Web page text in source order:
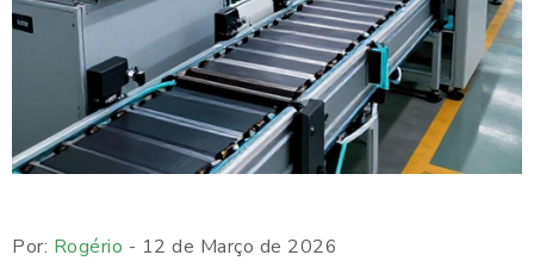
Por: Rogério - 12 de Março de 2026